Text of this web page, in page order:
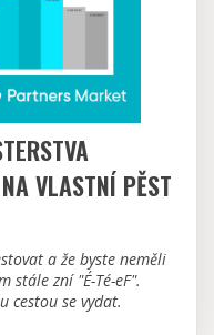
VLASTNÍ PĚST
a že byste neměli
stále zní "É-Té-eF".
cestou se vydat.